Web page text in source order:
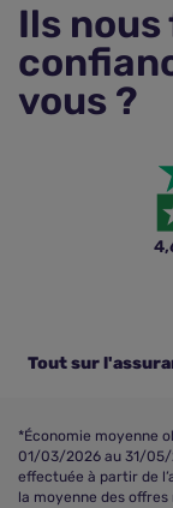
Ils
vous ?
Tout sur
*Économie moyenne
01/03/2026 au 31/05/
effectuée à partir de
la moyenne des